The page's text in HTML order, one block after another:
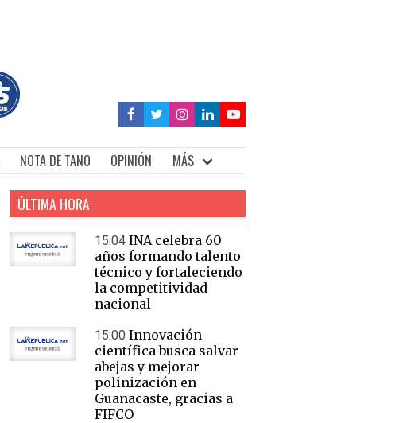
NOTA DE TANO OPINIÓN MÁS
ÚLTIMA HORA
15:04 INA celebra 60
años formando talento
técnico y fortaleciendo
la competitividad
nacional
15:00 Innovación
científica busca salvar
abejas y mejorar
polinización en
Guanacaste, gracias a
FIFCO